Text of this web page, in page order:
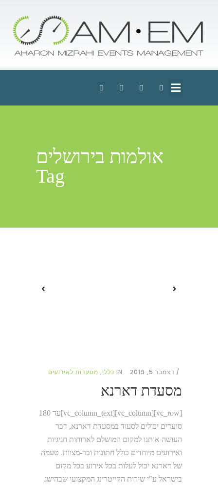
אולמות בירושלים
Tag
דצמבר 5, 2019 IN כללי, מסעדות לאירועים
מסעדת דארנא
[vc_row][vc_column][vc_column_text]עד 180
סועדים יכולים לסעוד במסעדת דארנא, דבר
העושה אותנו למקום המושלם לארוחות חגיגיות
ואירועים מיוחדים כולל חתונות ובר-מצוות. טעמה
של דארנא יכול לעלות בכל אירוע בכל מקום
בישראל ע"י שירות הקייטרינג המקצועי שבהישג